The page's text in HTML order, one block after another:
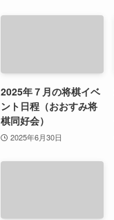
2025年７月の将棋イベ
ント日程（おおすみ将
棋同好会）
2025年6月30日